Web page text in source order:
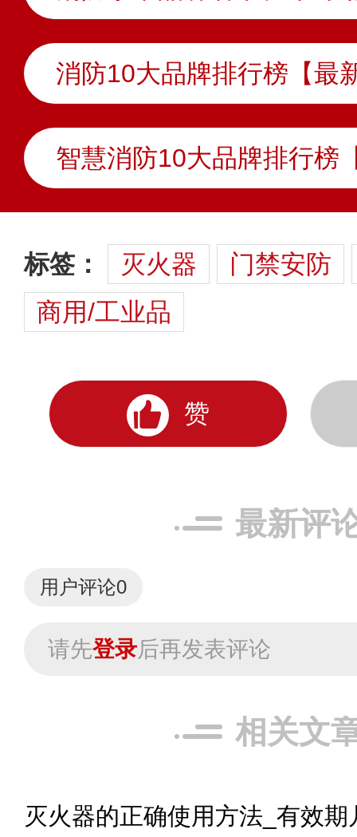
消防10大品牌排行榜【最
标签： 灭火器
门禁安防
商用/工业品
赞
最新评
用户评论0
请先登录后再发表评论
相关文
灭火器的正确使用方法_有效期